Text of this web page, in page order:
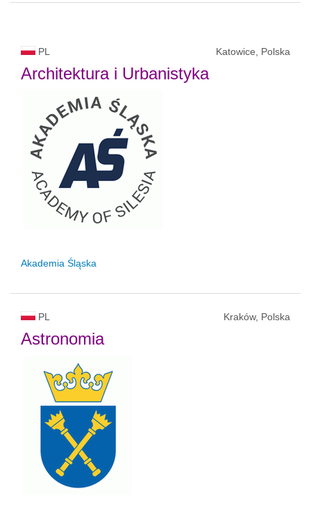
PL Katowice, Polska
Architektura i Urbanistyka
Akademia Śląska
PL Kraków, Polska
Astronomia